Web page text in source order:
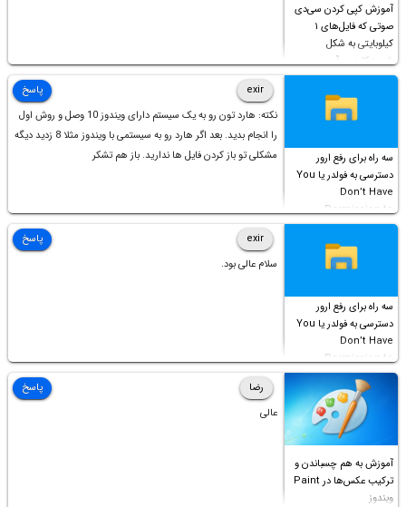
آموزش کپی کردن سی‌دی
صوتی که فایل‌های ۱
کیلوبایتی به شکل
شورت‌کات در آن موجود
است!
سه راه برای رفع ارور
دسترسی به فولدر یا You
Don’t Have
Permission to
Access this folder
exir
نکته: هارد تون رو به یک سیستم دارای ویندوز 10 وصل و روش اول
را انجام بدید. بعد اگر هارد رو به سیستمی با ویندوز مثلا 8 زدید دیگه
مشکلی تو باز کردن فایل ها ندارید. باز هم تشکر
پاسخ
سه راه برای رفع ارور
دسترسی به فولدر یا You
Don’t Have
Permission to
Access this folder
exir
سلام عالی بود.
پاسخ
آموزش به هم چسباندن و
ترکیب عکس‌ها در Paint
ویندوز
رضا
عالی
پاسخ